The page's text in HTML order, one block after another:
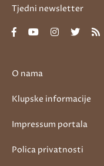
O nama
Klupske informacije
Impressum portala
Polica privatnosti
Tjedni newsletter